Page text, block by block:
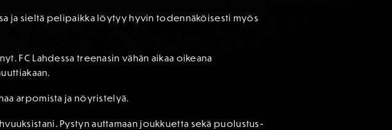
ja sieltä pelipaikka löytyy hyvin todennäköisesti myös
FC Lahdessa treenasin vähän aikaa oikeana
arpomista ja nöyristelyä.
Pystyn auttamaan joukkuetta sekä puolustus-